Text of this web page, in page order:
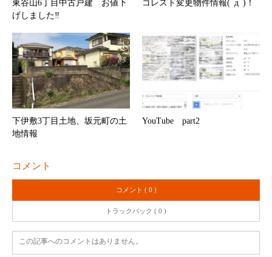
東谷山6丁目中古戸建 お値下
げしました‼
コレスト変更物件情報(ﾟдﾟ)！
下伊敷3丁目土地、坂元町の土
地情報
YouTube part2
コメント
コメント ( 0 )
トラックバック ( 0 )
この記事へのコメントはありません。